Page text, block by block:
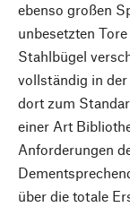
ebenso großen
unbesetzten
Stahlbügel
vollständig in
dort zum
einer Art
Anforderungen
über die totale